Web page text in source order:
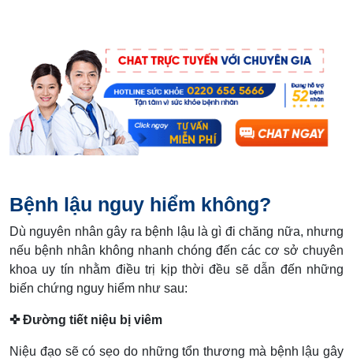
Bệnh lậu nguy hiểm không?
Dù nguyên nhân gây ra bệnh lậu là gì đi chăng nữa, nhưng
nếu bệnh nhân không nhanh chóng đến các cơ sở chuyên
khoa uy tín nhằm điều trị kịp thời đều sẽ dẫn đến những
biến chứng nguy hiểm như sau:
✜ Đường tiết niệu bị viêm
Niệu đạo sẽ có sẹo do những tổn thương mà bệnh lậu gây